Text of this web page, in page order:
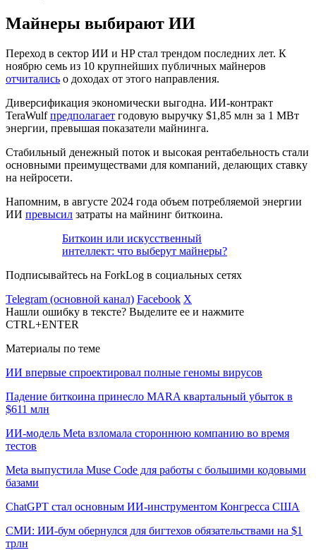
Майнеры выбирают ИИ
Переход в сектор ИИ и HP стал трендом последних лет. К
ноябрю семь из 10 крупнейших публичных майнеров
отчитались о доходах от этого направления.
Диверсификация экономически выгодна. ИИ-контракт
TeraWulfпредполагает годовую выручку $1,85 млн за 1 МВт
энергии, превышая показатели майнинга.
Стабильный денежный поток и высокая рентабельность стали
основными преимуществами для компаний, делающих ставку
на нейросети.
Напомним, в августе 2024 года объем потребляемой энергии
ИИ превысил затраты на майнинг биткоина.
Биткоин или искусственный
интеллект: что выберут майнеры?
Подписывайтесь на ForkLog в социальных сетях
Telegram (основной канал) Facebook X
Нашли ошибку в тексте? Выделите ее и нажмите
CTRL+ENTER
Материалы по теме
ИИ впервые спроектировал полные геномы вирусов
Падение биткоина принесло MARA квартальный убыток в
$611 млн
ИИ-модель Meta взломала стороннюю компанию во время
тестов
Meta выпустила Muse Code для работы с большими кодовыми
базами
ChatGPT стал основным ИИ-инструментом Конгресса США
СМИ: ИИ-бум обернулся для бигтехов обязательствами на $1
трлн